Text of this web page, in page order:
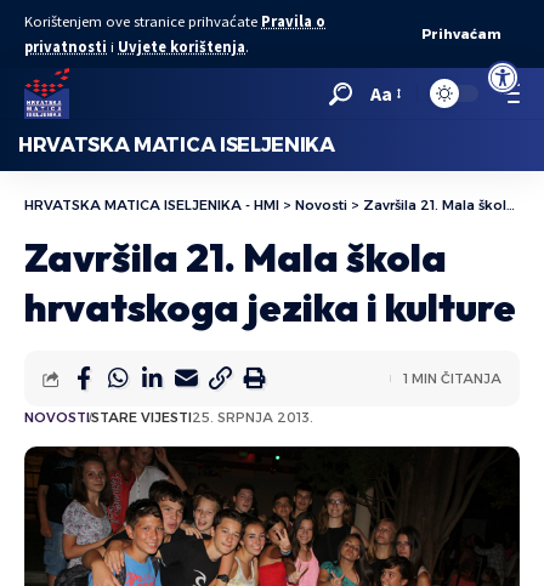
Open
Korištenjem ove stranice prihvaćate Pravila o
privatnosti i Uvjete korištenja.
Prihvaćam
Aa
HRVATSKA MATICA ISELJENIKA
HRVATSKA MATICA ISELJENIKA - HMI > Novosti > Završila 21. Mala škola hrvatskoga jezika i kulture
Završila 21. Mala škola
hrvatskoga jezika i kulture
NOVOSTISTARE VIJESTI25. SRPNJA 2013.
1 MIN ČITANJA